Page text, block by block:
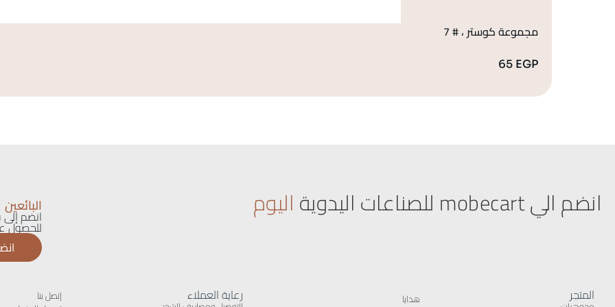
مجموعة كوستر ، # 7
65 EGP
انضم الي mobecart للصناعات اليدوية اليوم البائعين
انضم إلى
للحصول
المتجر هدايا رعاية العملاء إتصل بنا